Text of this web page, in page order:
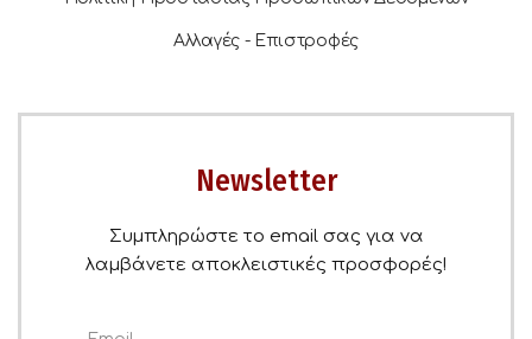
Αλλαγές - Επιστροφές
Newsletter
Συμπληρώστε το email σας για να
λαμβάνετε αποκλειστικές προσφορές!